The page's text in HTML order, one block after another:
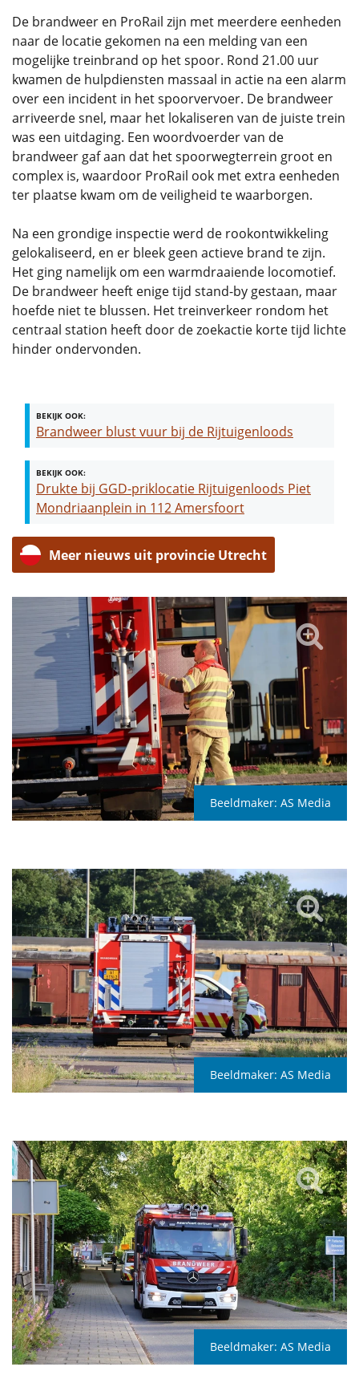
De brandweer en ProRail zijn met meerdere eenheden
naar de locatie gekomen na een melding van een
mogelijke treinbrand op het spoor. Rond 21.00 uur
kwamen de hulpdiensten massaal in actie na een alarm
over een incident in het spoorvervoer. De brandweer
arriveerde snel, maar het lokaliseren van de juiste trein
was een uitdaging. Een woordvoerder van de
brandweer gaf aan dat het spoorwegterrein groot en
complex is, waardoor ProRail ook met extra eenheden
ter plaatse kwam om de veiligheid te waarborgen.
Na een grondige inspectie werd de rookontwikkeling
gelokaliseerd, en er bleek geen actieve brand te zijn.
Het ging namelijk om een warmdraaiende locomotief.
De brandweer heeft enige tijd stand-by gestaan, maar
hoefde niet te blussen. Het treinverkeer rondom het
centraal station heeft door de zoekactie korte tijd lichte
hinder ondervonden.
BEKIJK OOK:
Brandweer blust vuur bij de Rijtuigenloods
BEKIJK OOK:
Drukte bij GGD-priklocatie Rijtuigenloods Piet
Mondriaanplein in 112 Amersfoort
Meer nieuws uit provincie Utrecht
Beeldmaker: AS Media
Beeldmaker: AS Media
Beeldmaker: AS Media